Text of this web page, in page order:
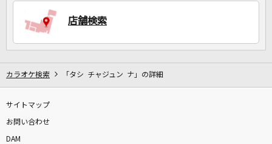
カラオケをもっと楽しもう！
店舗検索
カラオケ検索 「タシ チャジュン ナ」の詳細
サイトマップ
お問い合わせ
DAM